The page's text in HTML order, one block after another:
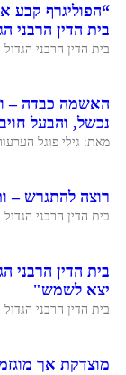
“הפוליגרף קבע
בית הדין הרבני הגדול
בית הדין הרבני
האשמה כבדה –
נכשל, והבעל
מאת: גילי פוגל
רוצה להתגרש –
בית הדין הרבני
בית הדין
יצא לשמש"
בית הדין הרבני
מוצדקת אך